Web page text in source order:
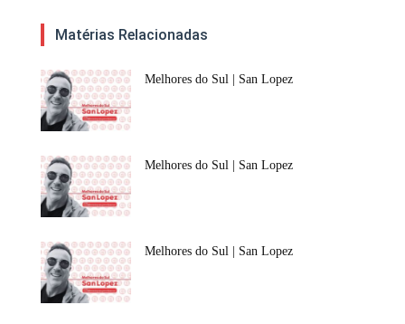
Matérias Relacionadas
Melhores do Sul | San Lopez
Melhores do Sul | San Lopez
Melhores do Sul | San Lopez